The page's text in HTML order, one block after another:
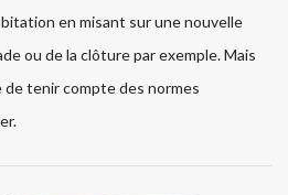
en misant sur une nouvelle
ou de la clôture par exemple. Mais
tenir compte des normes